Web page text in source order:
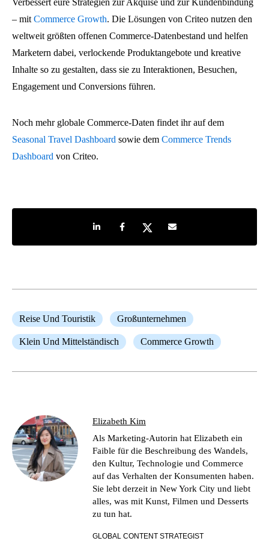
– mit Commerce Growth. Die Lösungen von Criteo nutzen den
weltweit größten offenen Commerce-Datenbestand und helfen
Marketern dabei, verlockende Produktangebote und kreative
Inhalte so zu gestalten, dass sie zu Interaktionen, Besuchen,
Engagement und Conversions führen.
Noch mehr globale Commerce-Daten findet ihr auf dem
Seasonal Travel Dashboard sowie dem Commerce Trends
Dashboard von Criteo.
Share on LinkedIn
Share on Facebook
Share on TwitterShare by e-mail
Reise Und Touristik Großunternehmen
Klein Und Mittelständisch Commerce Growth
Elizabeth Kim
Als Marketing-Autorin hat Elizabeth ein
Faible für die Beschreibung des Wandels,
den Kultur, Technologie und Commerce
auf das Verhalten der Konsumenten haben.
Sie lebt derzeit in New York City und liebt
alles, was mit Kunst, Filmen und Desserts
zu tun hat.
GLOBAL CONTENT STRATEGIST